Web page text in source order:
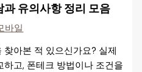
유의사항 정리 모음
바일
아본 적 있으신가요? 실제
고, 폰테크 방법이나 조건을